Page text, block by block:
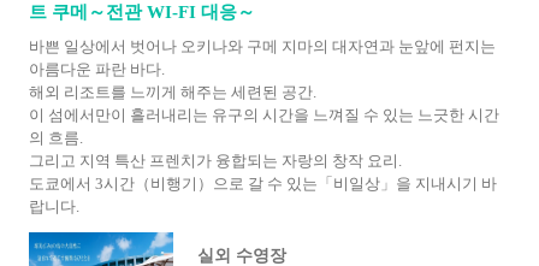
트 쿠메～전관 WI-FI 대응～
바쁜 일상에서 벗어나 오키나와 구메 지마의 대자연과 눈앞에 펀지는
아름다운 파란 바다.
해외 리조트를 느끼게 해주는 세련된 공간.
이 섬에서만이 흘러내리는 유구의 시간을 느껴질 수 있는 느긋한 시간
의 흐름.
그리고 지역 특산 프렌치가 융합되는 자랑의 창작 요리.
도쿄에서 3시간（비행기）으로 갈 수 있는「비일상」을 지내시기 바
랍니다.
실외 수영장